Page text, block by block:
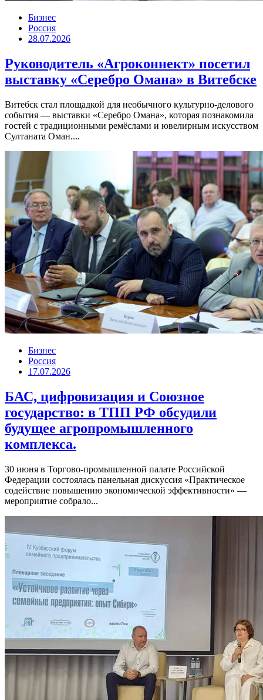
Бизнес
Россия
28.07.2026
Руководитель «Агроконнект» посетил
выставку «Серебро Омана» в Витебске
Витебск стал площадкой для необычного культурно-делового
события — выставки «Серебро Омана», которая познакомила
гостей с традиционными ремёслами и ювелирным искусством
Султаната Оман....
Бизнес
Россия
17.07.2026
БАС, цифровизация и Союзное
государство: в ТПП РФ обсудили
будущее агропромышленного
комплекса.
30 июня в Торгово-промышленной палате Российской
Федерации состоялась панельная дискуссия «Практическое
содействие повышению экономической эффективности» —
мероприятие собрало...